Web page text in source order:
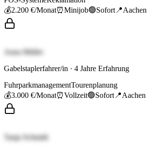
💰2.200 €/Monat⏰Minijob🟢Sofort 📍Aachen
Anna Müller
Gabelstaplerfahrer/in · 4 Jahre Erfahrung
FuhrparkmanagementTourenplanung
💰3.000 €/Monat⏰Vollzeit🟢Sofort 📍Aachen
Tanja Schmidt